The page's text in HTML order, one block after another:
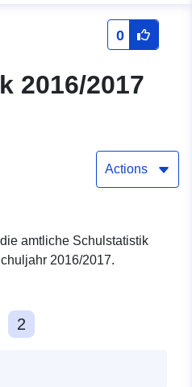
0
2016/2017
Actions
amtliche Schulstatistik
2016/2017.
2